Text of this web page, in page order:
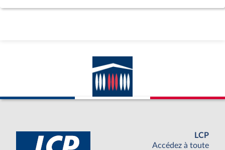
LCP
Accédez à toute